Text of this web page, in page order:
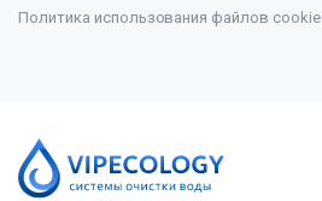
Политика использования файлов cookie